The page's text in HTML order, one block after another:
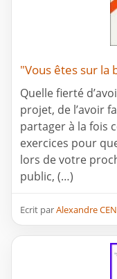
"Vous êtes sur la
Quelle fierté
projet, de l’avoir
partager à la fois
exercices pour
lors de votre
public, (…)
Ecrit parAlexandre